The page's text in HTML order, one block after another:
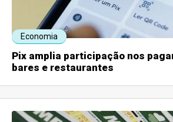
Economia
Pix amplia participação nos
bares e restaurantes